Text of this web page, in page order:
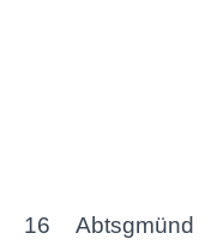
16 Abtsgmünd